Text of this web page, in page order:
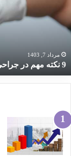
جراحی
پلاستیک
و
بیمارمرداد 7, 1403
9 نکته مهم در جراحی پلاستیک و بهبود بیمار